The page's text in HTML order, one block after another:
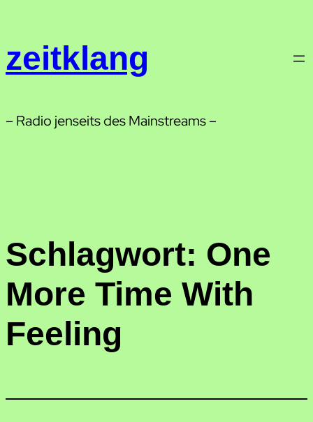
springen
zeitklang
– Radio jenseits des Mainstreams –
Schlagwort: One
More Time With
Feeling